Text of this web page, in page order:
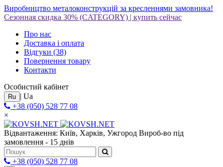
Виробництво металоконструкцій за кресленнями замовника!
Сезонная скидка 30% (CATEGORY) | купить сейчас
Про нас
Доставка і оплата
Відгуки (38)
Повернення товару
Контакти
Особистий кабінет
Ru | Ua
+38 (050) 528 77 08
×
Відвантаження: Київ, Харків, Ужгород Вироб-во під
замовлення - 15 днів
+38 (050) 528 77 08